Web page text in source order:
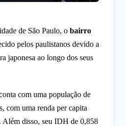
de São Paulo, o bairro
pelos paulistanos devido a
japonesa ao longo dos seus
com uma população de
com uma renda per capita
Além disso, seu IDH de 0,858